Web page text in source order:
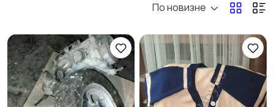
Для дома и дачи
Электроника Бытовая техника
По новизне